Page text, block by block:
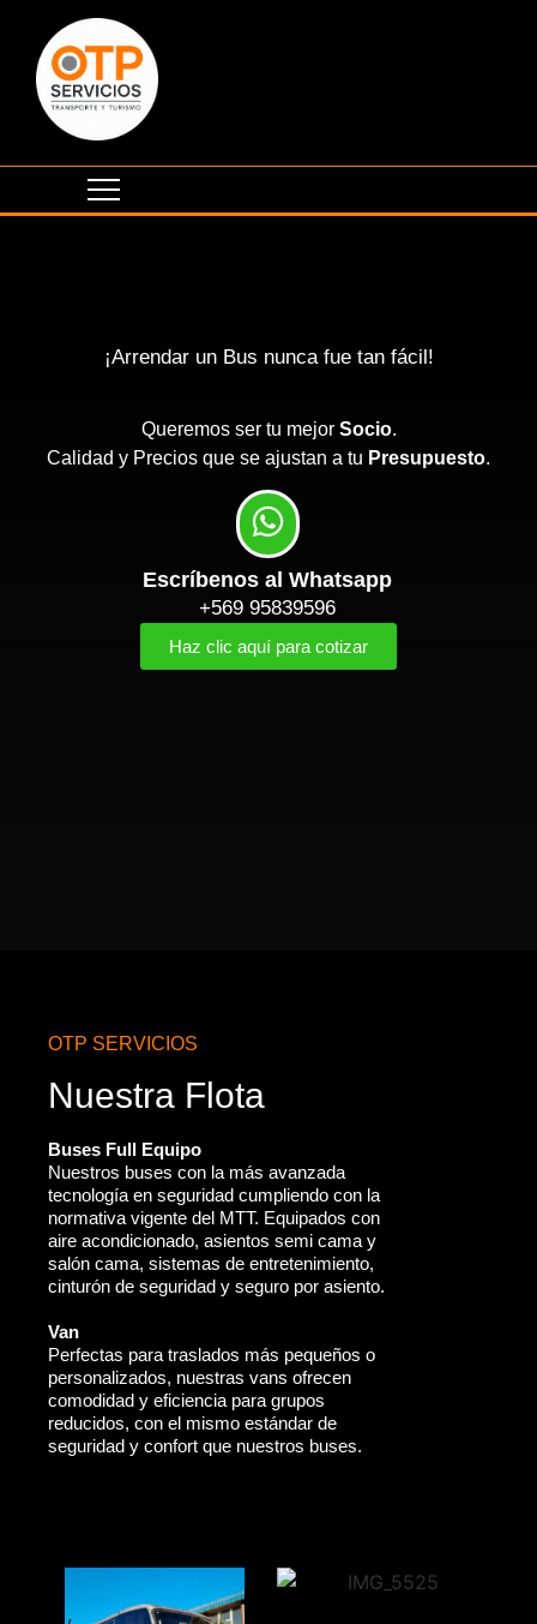
¡Arrendar un Bus nunca fue tan fácil!
Queremos ser tu mejor Socio.
Calidad y Precios que se ajustan a tu Presupuesto.
Escríbenos al Whatsapp
+569 95839596
Haz clic aquí para cotizar
OTP SERVICIOS
Nuestra Flota
Buses Full Equipo
Nuestros buses con la más avanzada
tecnología en seguridad cumpliendo con la
normativa vigente del MTT. Equipados con
aire acondicionado, asientos semi cama y
salón cama, sistemas de entretenimiento,
cinturón de seguridad y seguro por asiento.
Van
Perfectas para traslados más pequeños o
personalizados, nuestras vans ofrecen
comodidad y eficiencia para grupos
reducidos, con el mismo estándar de
seguridad y confort que nuestros buses.